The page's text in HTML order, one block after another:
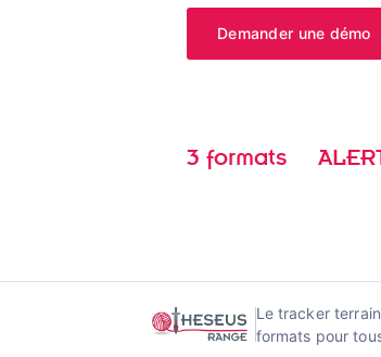
Demander une démo
3 formats
Le tracker
formats pour